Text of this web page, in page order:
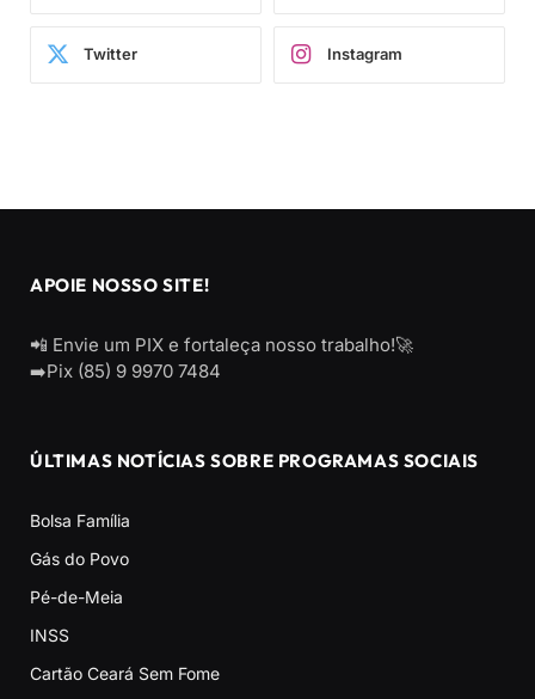
Twitter Instagram
APOIE NOSSO SITE!
📲 Envie um PIX e fortaleça nosso trabalho!🚀
➡️Pix (85) 9 9970 7484
ÚLTIMAS NOTÍCIAS SOBRE PROGRAMAS SOCIAIS
Bolsa Família
Gás do Povo
Pé-de-Meia
INSS
Cartão Ceará Sem Fome